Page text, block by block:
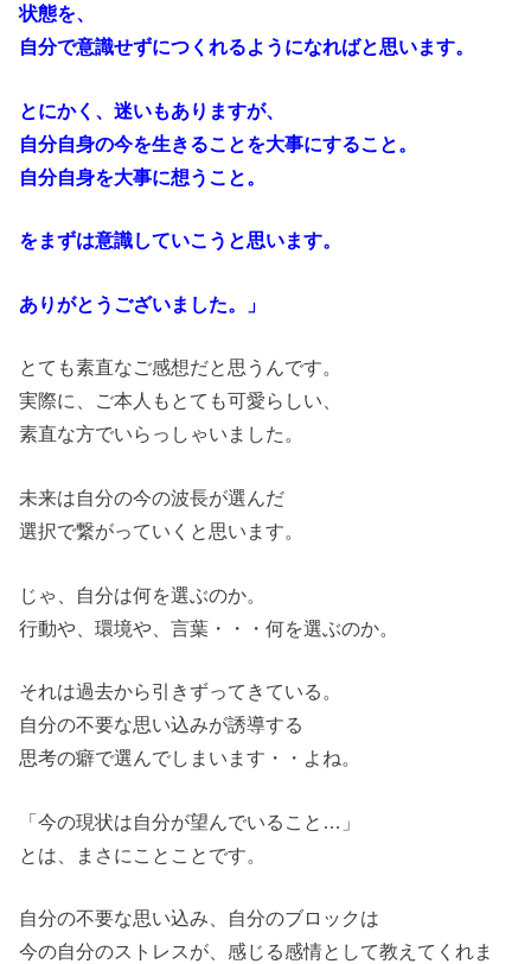
状態を、
自分で意識せずにつくれるようになればと思います。
とにかく、迷いもありますが、
自分自身の今を生きることを大事にすること。
自分自身を大事に想うこと。
をまずは意識していこうと思います。
ありがとうございました。」
とても素直なご感想だと思うんです。
実際に、ご本人もとても可愛らしい、
素直な方でいらっしゃいました。
未来は自分の今の波長が選んだ
選択で繋がっていくと思います。
じゃ、自分は何を選ぶのか。
行動や、環境や、言葉・・・何を選ぶのか。
それは過去から引きずってきている。
自分の不要な思い込みが誘導する
思考の癖で選んでしまいます・・よね。
「今の現状は自分が望んでいること…」
とは、まさにことことです。
自分の不要な思い込み、自分のブロックは
今の自分のストレスが、感じる感情として教えてくれま